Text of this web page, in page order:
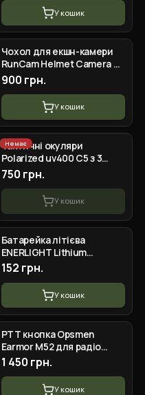
У кошик
Чохол для екшн-камери
RunCam Helmet Camera 4K
(2 шт у комплекті,
камуфляж)
900 грн.
У кошик
Немає
Тактичні окуляри
Polarized uv400 C5 з 3
лінзами та Хакі оправа
750 грн.
У кошик
Батарейка літієва
ENERLIGHT Lithium
ndustrial CR123A, 3V, bli 1
152 грн.
У кошик
PTT кнопка Opsmen
Earmor M52 для радіо
станції Kenwood і Baofeng
1 450 грн.
У кошик